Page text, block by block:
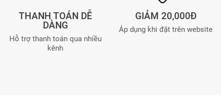
THANH TOÁN DỄ
DÀNG
Hỗ trợ thanh toán qua nhiều
kênh
GIẢM 20,000Đ
Áp dụng khi đặt trên website